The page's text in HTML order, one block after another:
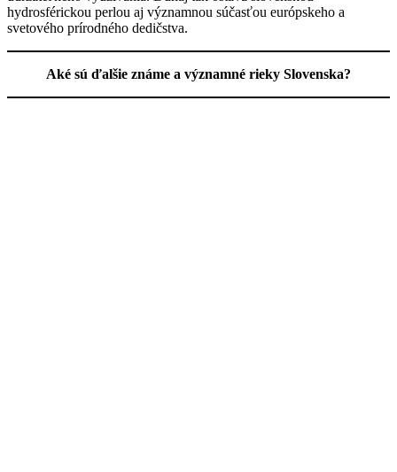
hydrosférickou perlou aj významnou súčasťou európskeho a
svetového prírodného dedičstva.
Aké sú ďalšie známe a významné rieky Slovenska?